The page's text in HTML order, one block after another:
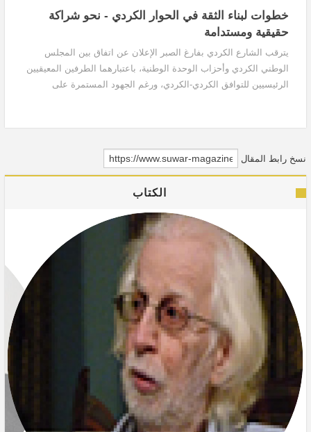
خطوات لبناء الثقة في الحوار الكردي - نحو شراكة
حقيقية ومستدامة
يترقب الشارع الكردي بفارغ الصبر الإعلان عن اتفاق بين المجلس
الوطني الكردي وأحزاب الوحدة الوطنية، باعتبارهما الطرفين المعيقيين
الرئيسيين للتوافق الكردي-الكردي، ورغم الجهود المستمرة على
تعيق تحقيق هذا الاتفاق هي انعدام الثقة بين الأطراف.
نسخ رابط المقال
الكتاب